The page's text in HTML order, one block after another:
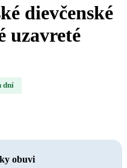
dievčenské
uzavreté
dní
obuvi